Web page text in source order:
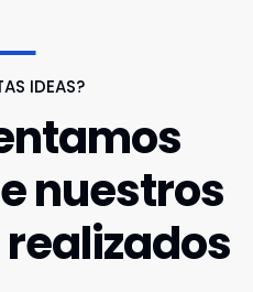
IDEAS?
nuestros